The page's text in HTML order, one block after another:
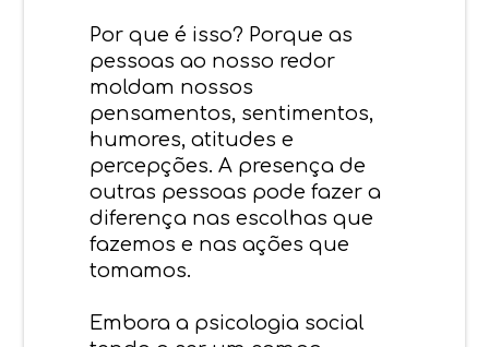
Por que é isso? Porque as
pessoas ao nosso redor
moldam nossos
pensamentos, sentimentos,
humores, atitudes e
percepções. A presença de
outras pessoas pode fazer a
diferença nas escolhas que
fazemos e nas ações que
tomamos.
Embora a psicologia social